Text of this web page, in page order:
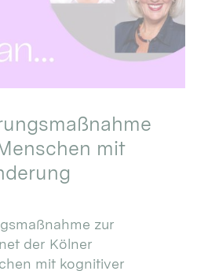
mit
zur
der Kölner
mit kognitiver